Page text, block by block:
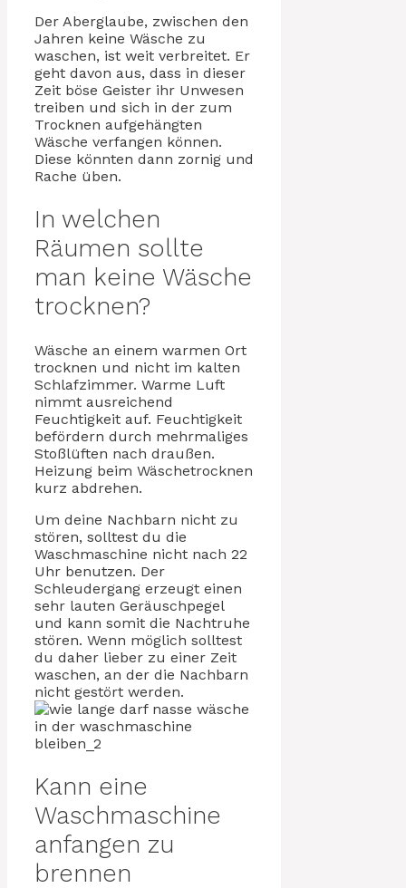
Der Aberglaube, zwischen den
Jahren keine Wäsche zu
waschen, ist weit verbreitet. Er
geht davon aus, dass in dieser
Zeit böse Geister ihr Unwesen
treiben und sich in der zum
Trocknen aufgehängten
Wäsche verfangen können.
Diese könnten dann zornig und
Rache üben.
In welchen
Räumen sollte
man keine Wäsche
trocknen?
Wäsche an einem warmen Ort
trocknen und nicht im kalten
Schlafzimmer. Warme Luft
nimmt ausreichend
Feuchtigkeit auf. Feuchtigkeit
befördern durch mehrmaliges
Stoßlüften nach draußen.
Heizung beim Wäschetrocknen
kurz abdrehen.
Um deine Nachbarn nicht zu
stören, solltest du die
Waschmaschine nicht nach 22
Uhr benutzen. Der
Schleudergang erzeugt einen
sehr lauten Geräuschpegel
und kann somit die Nachtruhe
stören. Wenn möglich solltest
du daher lieber zu einer Zeit
waschen, an der die Nachbarn
nicht gestört werden.
Kann eine
Waschmaschine
anfangen zu
brennen